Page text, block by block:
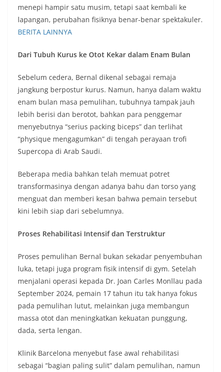
menepi hampir satu musim, tetapi saat kembali ke
lapangan, perubahan fisiknya benar-benar spektakuler.
BERITA LAINNYA
Dari Tubuh Kurus ke Otot Kekar dalam Enam Bulan
Sebelum cedera, Bernal dikenal sebagai remaja
jangkung berpostur kurus. Namun, hanya dalam waktu
enam bulan masa pemulihan, tubuhnya tampak jauh
lebih berisi dan berotot, bahkan para penggemar
menyebutnya “serius packing biceps” dan terlihat
“physique mengagumkan” di tengah perayaan trofi
Supercopa di Arab Saudi.
Beberapa media bahkan telah memuat potret
transformasinya dengan adanya bahu dan torso yang
menguat dan memberi kesan bahwa pemain tersebut
kini lebih siap dari sebelumnya.
Proses Rehabilitasi Intensif dan Terstruktur
Proses pemulihan Bernal bukan sekadar penyembuhan
luka, tetapi juga program fisik intensif di gym. Setelah
menjalani operasi kepada Dr. Joan Carles Monllau pada
September 2024, pemain 17 tahun itu tak hanya fokus
pada pemulihan lutut, melainkan juga membangun
massa otot dan meningkatkan kekuatan punggung,
dada, serta lengan.
Klinik Barcelona menyebut fase awal rehabilitasi
sebagai “bagian paling sulit” dalam pemulihan, namun